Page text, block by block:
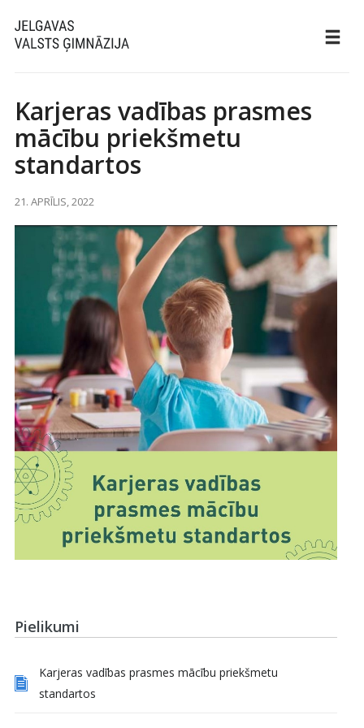
Karjeras vadības prasmes
mācību priekšmetu
standartos
21. APRĪLIS, 2022
Pielikumi
Karjeras vadības prasmes mācību priekšmetu
standartos